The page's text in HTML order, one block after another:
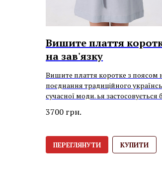
Вишите плаття
на зав'язку
Вишите плаття коротке з поясом
поєднання традиційного
сучасної моди. ья
3700 грн.
ПЕРЕГЛЯНУТИ КУПИТИ